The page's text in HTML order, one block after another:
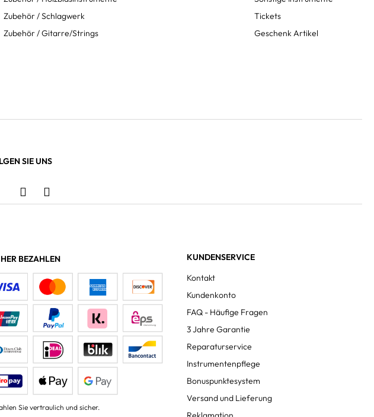
Zubehör / Schlagwerk
Zubehör / Gitarre/Strings
Tickets
Geschenk Artikel
SIE UNS
BEZAHLEN
Sie vertraulich und sicher.
KUNDENSERVICE
Kontakt
Kundenkonto
FAQ - Häufige Fragen
3 Jahre Garantie
Reparaturservice
Instrumentenpflege
Bonuspunktesystem
Versand und Lieferung